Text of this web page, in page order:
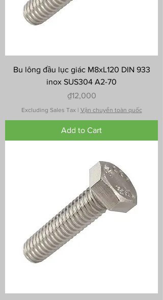
Bu lông đầu lục giác M8xL120 DIN 933
inox SUS304 A2-70
Price
₫12,000
Excluding Sales Tax| Vận chuyển toàn quốc
Add to Cart